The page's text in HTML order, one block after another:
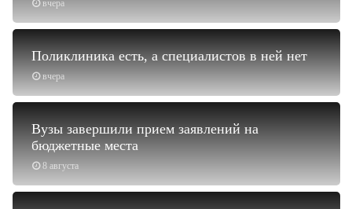
вчера
вчера
Поликлиника есть, а специалистов в ней нет
8 августа
Вузы завершили прием заявлений на
бюджетные места